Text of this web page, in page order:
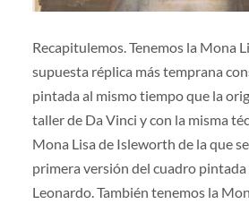
Recapitulemos. Tenemos la Mona
supuesta réplica más temprana
pintada al mismo tiempo que la
taller de Da Vinci y con la misma
Mona Lisa de Isleworth de la que
primera versión del cuadro
Leonardo. También tenemos la